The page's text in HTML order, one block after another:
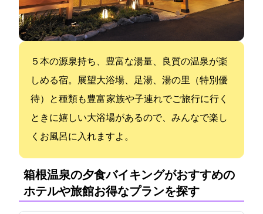
５本の源泉持ち、豊富な湯量、良質の温泉が楽
しめる宿。展望大浴場、足湯、湯の里（特別優
待）と種類も豊富 家族や子連れでご旅行に行く
ときに嬉しい大浴場があるので、みんなで楽し
くお風呂に入れますよ。
箱根温泉の夕食バイキングがおすすめの
ホテルや旅館:お得なプランを探す